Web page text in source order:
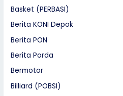
Basket (PERBASI)
Berita KONI Depok
Berita PON
Berita Porda
Bermotor
Billiard (POBSI)